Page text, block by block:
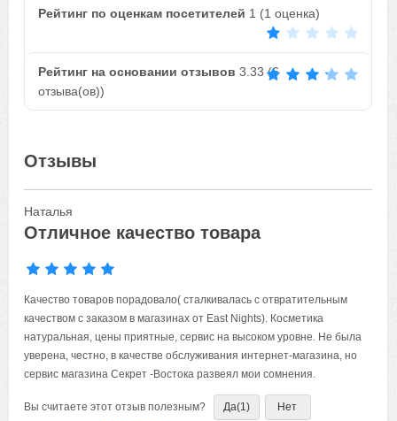
Рейтинг по оценкам посетителей 1 (1 оценка)
Рейтинг на основании отзывов 3.33 (6
отзыва(ов))
Отзывы
Наталья
Отличное качество товара
Качество товаров порадовало( сталкивалась с отвратительным
качеством с заказом в магазинах от East Nights). Косметика
натуральная, цены приятные, сервис на высоком уровне. Не была
уверена, честно, в качестве обслуживания интернет-магазина, но
сервис магазина Секрет -Востока развеял мои сомнения.
Вы считаете этот отзыв полезным? Да(1) Нет